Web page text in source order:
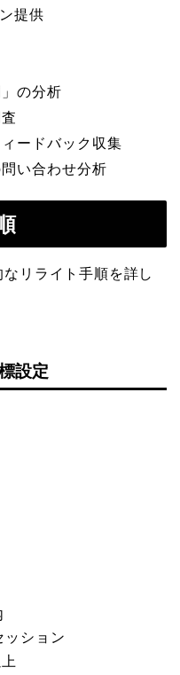
提供
の分析
ードバック収集
い合わせ分析
リライト手順を詳し
設定
ション